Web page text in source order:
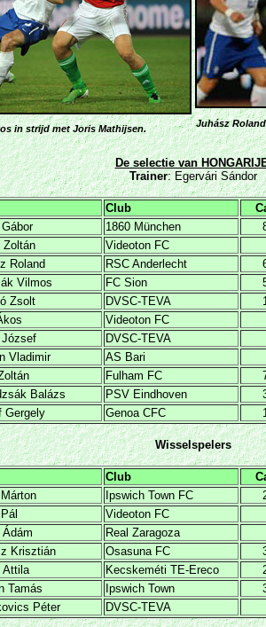
in strijd met Joris Mathijsen.
Juhász
De selectie van
Trainer: Egervári Sándor
Club
1860 München
Zoltán Videoton FC
Roland RSC Anderlecht
Vilmos FC Sion
Zsolt DVSC-TEVA
Videoton FC
József DVSC-TEVA
Vladimir AS Bari
Fulham FC
Balázs PSV Eindhoven
Gergely Genoa CFC
Wisselspelers
Club
Ipswich Town FC
Videoton FC
Ádám Real Zaragoza
Krisztián Osasuna FC
Attila Kecskeméti TE-Ereco
Tamás Ipswich Town
Péter DVSC-TEVA